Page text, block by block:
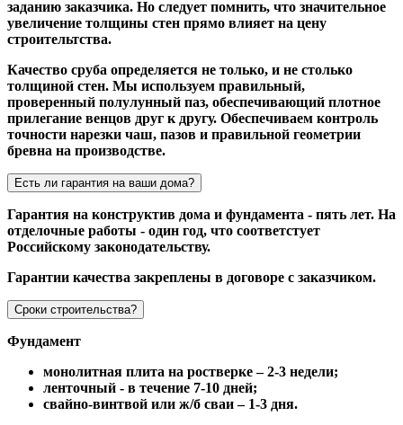
заданию заказчика. Но следует помнить, что значительное
увеличение толщины стен прямо влияет на цену
строительтства.
Качество сруба определяется не только, и не столько
толщиной стен. Мы используем правильный,
проверенный полулунный паз, обеспечивающий плотное
прилегание венцов друг к другу. Обеспечиваем контроль
точности нарезки чаш, пазов и правильной геометрии
бревна на производстве.
Есть ли гарантия на ваши дома?
Гарантия на конструктив дома и фундамента - пять лет. На
отделочные работы - один год, что соответстует
Российскому законодательству.
Гарантии качества закреплены в договоре с заказчиком.
Сроки строительства?
Фундамент
монолитная плита на ростверке – 2-3 недели;
ленточный - в течение 7-10 дней;
свайно-винтвой или ж/б сваи – 1-3 дня.